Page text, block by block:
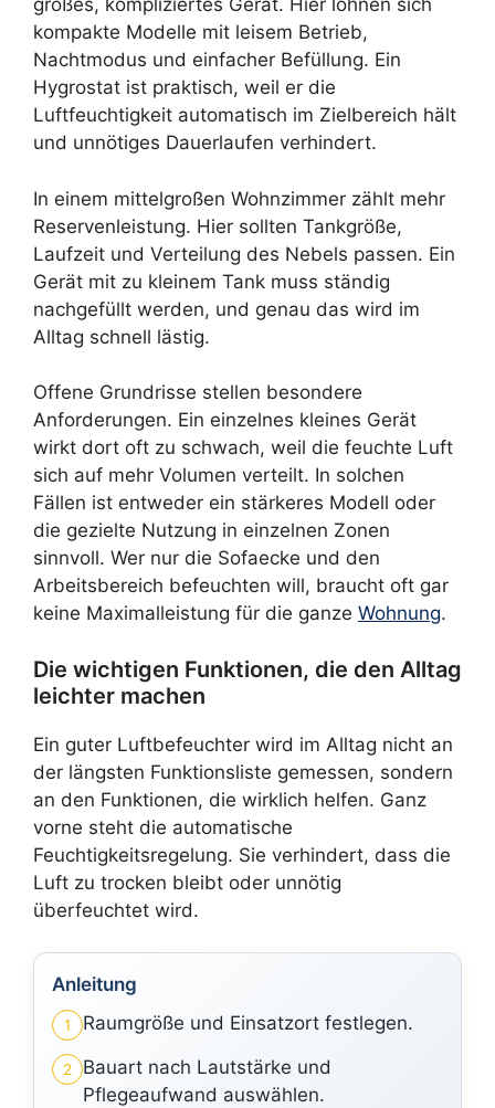
großes, kompliziertes Gerät. Hier lohnen sich
kompakte Modelle mit leisem Betrieb,
Nachtmodus und einfacher Befüllung. Ein
Hygrostat ist praktisch, weil er die
Luftfeuchtigkeit automatisch im Zielbereich hält
und unnötiges Dauerlaufen verhindert.
In einem mittelgroßen Wohnzimmer zählt mehr
Reservenleistung. Hier sollten Tankgröße,
Laufzeit und Verteilung des Nebels passen. Ein
Gerät mit zu kleinem Tank muss ständig
nachgefüllt werden, und genau das wird im
Alltag schnell lästig.
Offene Grundrisse stellen besondere
Anforderungen. Ein einzelnes kleines Gerät
wirkt dort oft zu schwach, weil die feuchte Luft
sich auf mehr Volumen verteilt. In solchen
Fällen ist entweder ein stärkeres Modell oder
die gezielte Nutzung in einzelnen Zonen
sinnvoll. Wer nur die Sofaecke und den
Arbeitsbereich befeuchten will, braucht oft gar
keine Maximalleistung für die ganze Wohnung.
Die wichtigen Funktionen, die den Alltag
leichter machen
Ein guter Luftbefeuchter wird im Alltag nicht an
der längsten Funktionsliste gemessen, sondern
an den Funktionen, die wirklich helfen. Ganz
vorne steht die automatische
Feuchtigkeitsregelung. Sie verhindert, dass die
Luft zu trocken bleibt oder unnötig
überfeuchtet wird.
Anleitung
1 Raumgröße und Einsatzort festlegen.
2
Bauart nach Lautstärke und
Pflegeaufwand auswählen.